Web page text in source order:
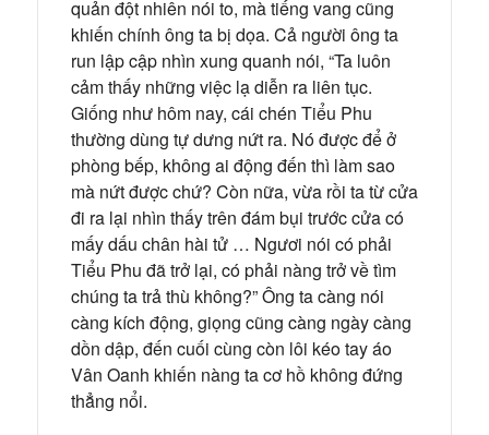
quản đột nhiên nói to, mà tiếng vang cũng
khiến chính ông ta bị dọa. Cả người ông ta
run lập cập nhìn xung quanh nói, “Ta luôn
cảm thấy những việc lạ diễn ra liên tục.
Giống như hôm nay, cái chén Tiểu Phu
thường dùng tự dưng nứt ra. Nó được để ở
phòng bếp, không ai động đến thì làm sao
mà nứt được chứ? Còn nữa, vừa rồi ta từ cửa
đi ra lại nhìn thấy trên đám bụi trước cửa có
mấy dấu chân hài tử … Ngươi nói có phải
Tiểu Phu đã trở lại, có phải nàng trở về tìm
chúng ta trả thù không?” Ông ta càng nói
càng kích động, giọng cũng càng ngày càng
dồn dập, đến cuối cùng còn lôi kéo tay áo
Vân Oanh khiến nàng ta cơ hồ không đứng
thẳng nổi.